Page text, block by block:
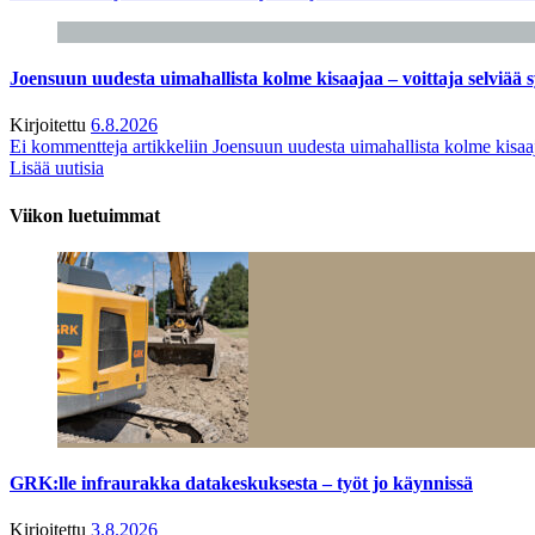
Joensuun uudesta uimahallista kolme kisaajaa – voittaja selviää
Kirjoitettu 6.8.2026
Ei kommentteja artikkeliin Joensuun uudesta uimahallista kolme
Lisää uutisia
Viikon luetuimmat
GRK:lle infraurakka datakeskuksesta – työt jo käynnissä
Kirjoitettu 3.8.2026